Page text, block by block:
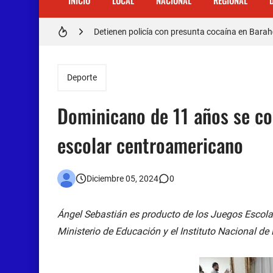
Doctora Magandys Cuevas maltrata pacientes
Detienen policía con presunta cocaína en
Distrito Educativo 01-04 de Cabral Cancela a
En Cabral apresan a Trillao y Ki tienen en
Jóvenes de Cabral aclaran mal entendido en
Otro muerto en el Municipio de Cabral por
Asaltantes hieren de bala joven Cabraleño en
Deporte
Dominicano de 11 años se
escolar centroamericano
Diciembre 05, 2024 0
Ángel Sebastián es producto de los Juegos
Ministerio de Educación y el Instituto Nacional de